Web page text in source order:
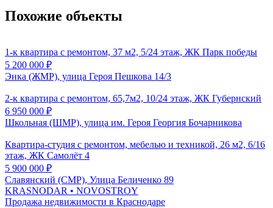
Похожие объекты
1-к квартира с ремонтом, 37 м2, 5/24 этаж, ЖК Парк победы
5 200 000 ₽
Энка (ЖМР), улица Героя Пешкова 14/3
2-к квартира с ремонтом, 65,7м2, 10/24 этаж, ЖК Губернский
6 950 000 ₽
Школьная (ШМР), улица им. Героя Георгия Бочарникова
Квартира-студия с ремонтом, мебелью и техникой, 26 м2, 6/16
этаж, ЖК Самолёт 4
5 900 000 ₽
Славянский (СМР), Улица Беличенко 89
KRASNODAR • NOVOSTROY
Продажа недвижимости в Краснодаре